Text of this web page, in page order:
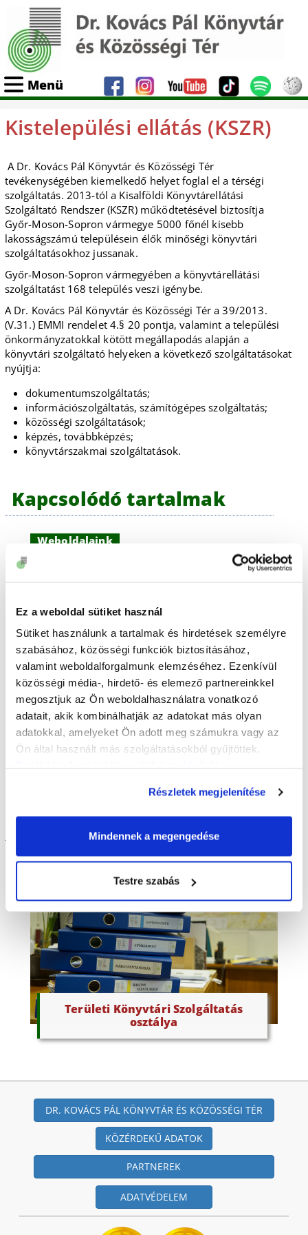
Ez a weboldal sütiket használ
Sütiket használunk a tartalmak és hirdetések személyre
szabásához, közösségi funkciók biztosításához,
valamint weboldalforgalmunk elemzéséhez. Ezenkívül
közösségi média-, hirdető- és elemező partnereinkkel
megosztjuk az Ön weboldalhasználatra vonatkozó
adatait, akik kombinálhatják az adatokat más olyan
adatokkal, amelyeket Ön adott meg számukra vagy az
Ön által használt más szolgáltatásokból gyűjtöttek.
Részletek megjelenítése
Mindennek a megengedése
Testre szabás
Menü
Kistelepülési ellátás (KSZR)
A Dr. Kovács Pál Könyvtár és Közösségi Tér
tevékenységében kiemelkedő helyet foglal el a térségi
szolgáltatás. 2013-tól a Kisalföldi Könyvtárellátási
Szolgáltató Rendszer (KSZR) működtetésével biztosítja
Győr-Moson-Sopron vármegye 5000 főnél kisebb
lakosságszámú településein élők minőségi könyvtári
szolgáltatásokhoz jussanak.
Győr-Moson-Sopron vármegyében a könyvtárellátási
szolgáltatást 168 település veszi igénybe.
A Dr. Kovács Pál Könyvtár és Közösségi Tér a 39/2013.
(V.31.) EMMI rendelet 4.§ 20 pontja, valamint a települési
önkormányzatokkal kötött megállapodás alapján a
könyvtári szolgáltató helyeken a következő szolgáltatásokat
nyújtja:
dokumentumszolgáltatás;
információszolgáltatás, számítógépes szolgáltatás;
közösségi szolgáltatások;
képzés, továbbképzés;
könyvtárszakmai szolgáltatások.
Kapcsolódó tartalmak
Weboldalaink
Kisalföldi Könyvtárellátási
Szolgáltató Rendszer
A szolgáltatás a
következő helyeken
érhető el
Területi szolgáltatási központ
Területi Könyvtári Szolgáltatás
osztálya
DR. KOVÁCS PÁL KÖNYVTÁR ÉS KÖZÖSSÉGI TÉR
KÖZÉRDEKŰ ADATOK
PARTNEREK
ADATVÉDELEM